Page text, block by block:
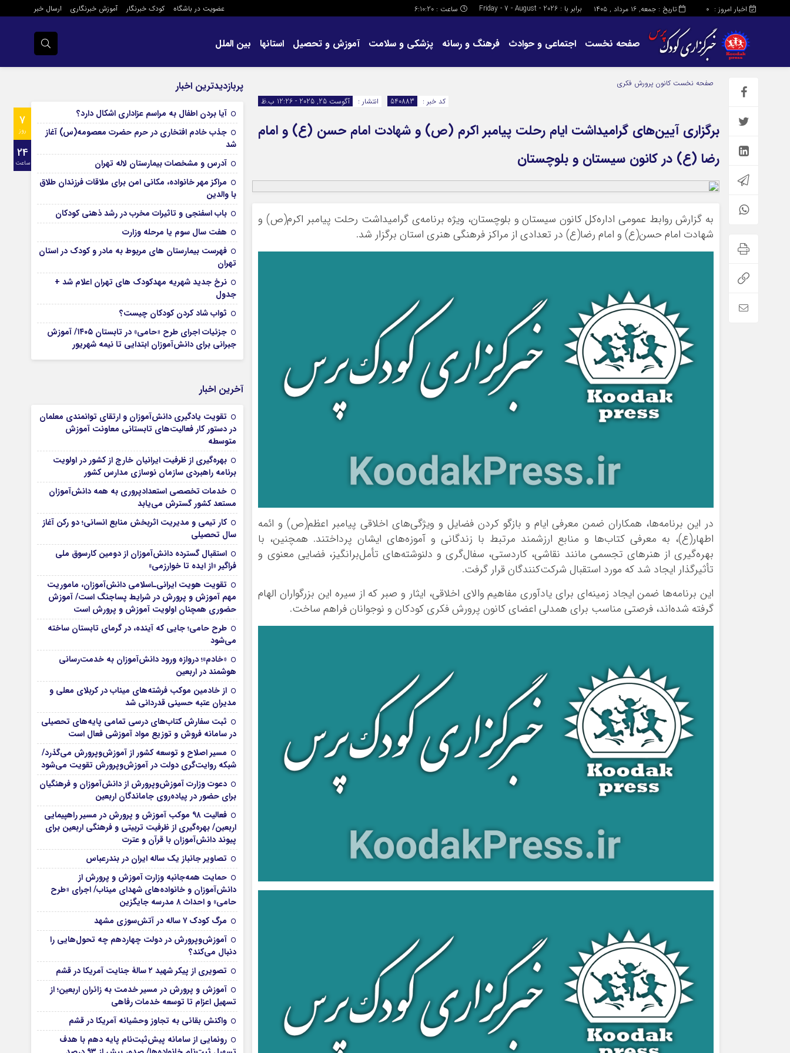
اخبار امروز : 0 تاریخ : جمعه, ۱۶ مرداد , ۱۴۰۵ برابر با : Friday - 7 - August - 2026 ساعت : 6:10:20 عضویت در باشگاه کودک خبرنگار آموزش خبرنگاری ارسال خبر
صفحه نخست اجتماعی و حوادث فرهنگ و رسانه پزشکی و سلامت آموزش و تحصیل استانها بین الملل
صفحه نخست کانون پرورش فکری
انتشار :
آگوست 25, 2025 - 12:26 ب.ظ کد خبر : 540883
برگزاری آیین‌های گرامیداشت ایام رحلت پیامبر اکرم (ص) و شهادت امام حسن (ع) و امام
رضا (ع) در کانون سیستان و بلوچستان
به گزارش روابط عمومی اداره‌کل کانون سیستان و بلوچستان، ویژه برنامه‌ی گرامیداشت رحلت پیامبر اکرم(ص) و
شهادت امام حسن(ع) و امام رضا(ع) در تعدادی از مراکز فرهنگی هنری استان برگزار شد.
در این برنامه‌ها، همکاران ضمن معرفی ایام و بازگو کردن فضایل و ویژگی‌های اخلاقی پیامبر اعظم(ص) و ائمه
اطهار(ع)، به معرفی کتاب‌ها و منابع ارزشمند مرتبط با زندگانی و آموزه‌های ایشان پرداختند. همچنین، با
بهره‌گیری از هنرهای تجسمی مانند نقاشی، کاردستی، سفال‌گری و دلنوشته‌های تأمل‌برانگیز، فضایی معنوی و
تأثیرگذار ایجاد شد که مورد استقبال شرکت‌کنندگان قرار گرفت.
این برنامه‌ها ضمن ایجاد زمینه‌ای برای یادآوری مفاهیم والای اخلاقی، ایثار و صبر که از سیره این بزرگواران الهام
گرفته شده‌اند، فرصتی مناسب برای همدلی اعضای کانون پرورش فکری کودکان و نوجوانان فراهم ساخت.
پربازدیدترین اخبار
7
روز
24
ساعت
آیا بردن اطفال به مراسم عزادارى اشکال دارد؟
جذب خادم افتخاری در حرم حضرت معصومه(س) آغاز
شد
آدرس و مشخصات بیمارستان لاله تهران
مراکز مهر خانواده، مکانی امن برای ملاقات فرزندان طلاق
با والدین
باب اسفنجی و تاثیرات مخرب در رشد ذهنی کودکان
هفت سال سوم یا مرحله وزارت
فهرست بیمارستان های مربوط به مادر و کودک در استان
تهران
نرخ جدید شهریه مهدکودک های تهران اعلام شد +
جدول
ثواب شاد کردن کودکان چیست؟
جزئیات اجرای طرح «حامی» در تابستان ۱۴۰۵/ آموزش
جبرانی برای دانش‌آموزان ابتدایی تا نیمه شهریور
آخرین اخبار
تقویت یادگیری دانش‌آموزان و ارتقای توانمندی معلمان
در دستور کار فعالیت‌های تابستانی معاونت آموزش
متوسطه
بهره‌گیری از ظرفیت ایرانیان خارج از کشور در اولویت
برنامه راهبردی سازمان نوسازی مدارس کشور
خدمات تخصصی استعدادپروری به همه دانش‌آموزان
مستعد کشور گسترش می‌یابد
کار تیمی و مدیریت اثربخش منابع انسانی؛ دو رکن آغاز
سال تحصیلی
استقبال گسترده دانش‌آموزان از دومین کارسوق ملی
فراگیر «از ایده تا خوارزمی»
تقویت هویت ایرانی‌ـ‌اسلامی دانش‌آموزان، ماموریت
مهم آموزش و پرورش در شرایط پساجنگ است/ آموزش
حضوری همچنان اولویت آموزش و پرورش است
طرح حامی؛ جایی که آینده، در گرمای تابستان ساخته
می‌شود
«خادم»؛ دروازه ورود دانش‌آموزان به خدمت‌رسانی
هوشمند در اربعین
از خادمین موکب فرشته‌های میناب در کربلای معلی و
مدیران عتبه حسینی قدردانی شد
ثبت سفارش کتاب‌های درسی تمامی پایه‌های تحصیلی
در سامانه فروش و توزیع مواد آموزشی فعال است
مسیر اصلاح و توسعه کشور از آموزش‌وپرورش می‌گذرد/
شبکه روایت‌‌گری دولت در آموزش‌وپرورش تقویت می‌شود
دعوت وزارت آموزش‌وپرورش از دانش‌آموزان و فرهنگیان
برای حضور در پیاده‌روی جاماندگان اربعین
فعالیت ۹۸ موکب آموزش و پرورش در مسیر راهپیمایی
اربعین/ بهره‌گیری از ظرفیت تربیتی و فرهنگی اربعین برای
پیوند دانش‌آموزان با قرآن و عترت
تصاویر جانباز یک ساله ایران در بندرعباس
حمایت همه‌جانبه وزارت آموزش و پرورش از
دانش‌آموزان و خانواده‌های شهدای میناب/ اجرای «طرح
حامی» و احداث ۸ مدرسه جایگزین
مرگ کودک ۷ ساله در آتش‌سوزی مشهد
آموزش‌وپرورش در دولت چهاردهم چه تحول‌هایی را
دنبال می‌کند؟
تصویری از پیکر شهید ۲ سالۀ جنایت آمریکا در قشم
آموزش و پرورش در مسیر خدمت به زائران اربعین؛ از
تسهیل اعزام تا توسعه خدمات رفاهی
واکنش بقائی به تجاوز وحشیانه آمریکا در قشم
رونمایی از سامانه پیش‌ثبت‌نام پایه دهم با هدف